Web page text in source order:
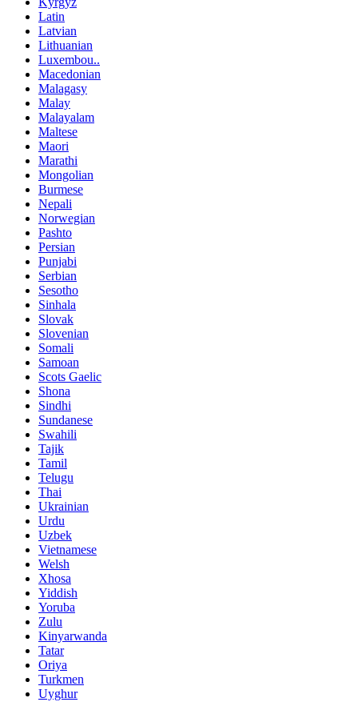
Latin
Latvian
Lithuanian
Luxembou..
Macedonian
Malagasy
Malay
Malayalam
Maltese
Maori
Marathi
Mongolian
Burmese
Nepali
Norwegian
Pashto
Persian
Punjabi
Serbian
Sesotho
Sinhala
Slovak
Slovenian
Somali
Samoan
Scots Gaelic
Shona
Sindhi
Sundanese
Swahili
Tajik
Tamil
Telugu
Thai
Ukrainian
Urdu
Uzbek
Vietnamese
Welsh
Xhosa
Yiddish
Yoruba
Zulu
Kinyarwanda
Tatar
Oriya
Turkmen
Uyghur